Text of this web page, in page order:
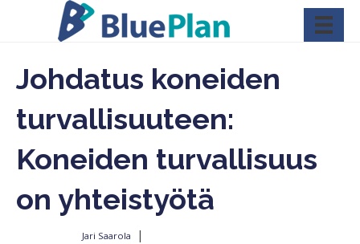
Johdatus koneiden
turvallisuuteen:
Koneiden turvallisuus
on yhteistyötä
Jari Saarola |